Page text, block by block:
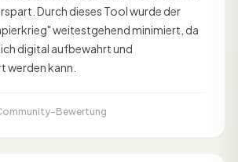
Durch dieses Tool wurde der
weitestgehend minimiert, da
digital aufbewahrt und
werden kann.
Bewertung